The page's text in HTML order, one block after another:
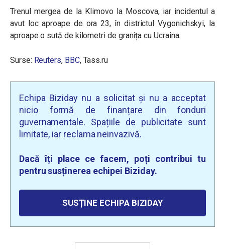
Trenul mergea de la Klimovo la Moscova, iar incidentul a
avut loc aproape de ora 23, în districtul Vygonichskyi, la
aproape o sută de kilometri de granița cu Ucraina.
Surse: Reuters, BBC, Tass.ru
Echipa Biziday nu a solicitat și nu a acceptat
nicio formă de finanțare din fonduri
guvernamentale. Spațiile de publicitate sunt
limitate, iar reclama neinvazivă.
Dacă îți place ce facem, poți contribui tu
pentru susținerea echipei Biziday.
SUSȚINE ECHIPA BIZIDAY